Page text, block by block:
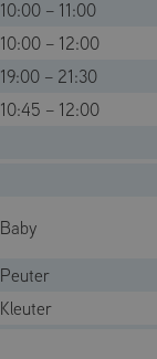
10:00 – 11:00
10:00 – 12:00
19:00 – 21:30
10:45 – 12:00
Baby
Peuter
Kleuter